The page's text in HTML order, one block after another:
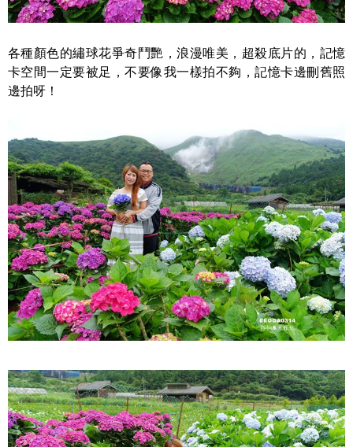
各種顏色的繡球花爭奇鬥艷，浪漫唯美，超殺底片的，記憶
卡空間一定要被足，不要像我一樣拍不夠，記憶卡邊刪舊照
邊拍呀！